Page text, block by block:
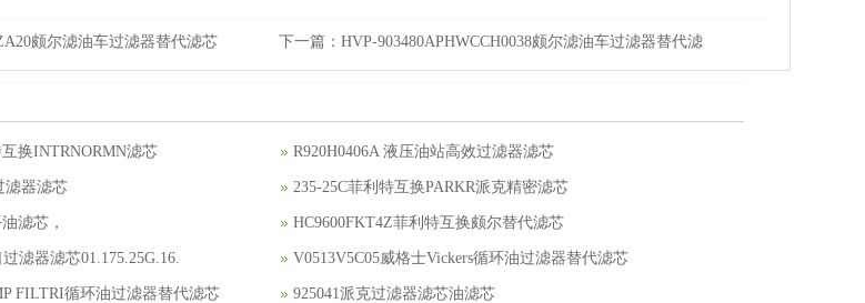
颇尔滤油车过滤器替代滤芯 下一篇： HVP-903480APHWCCH0038颇尔滤油车过滤器替代滤
芯
换INTRNORMN滤芯 R920H0406A 液压油站高效过滤器滤芯
滤器滤芯 235-25C菲利特互换PARKR派克精密滤芯
滤芯， HC9600FKT4Z菲利特互换颇尔替代滤芯
滤器滤芯01.175.25G.16. V0513V5C05威格士Vickers循环油过滤器替代滤芯
FILTRI循环油过滤器替代滤芯 925041派克过滤器滤芯油滤芯